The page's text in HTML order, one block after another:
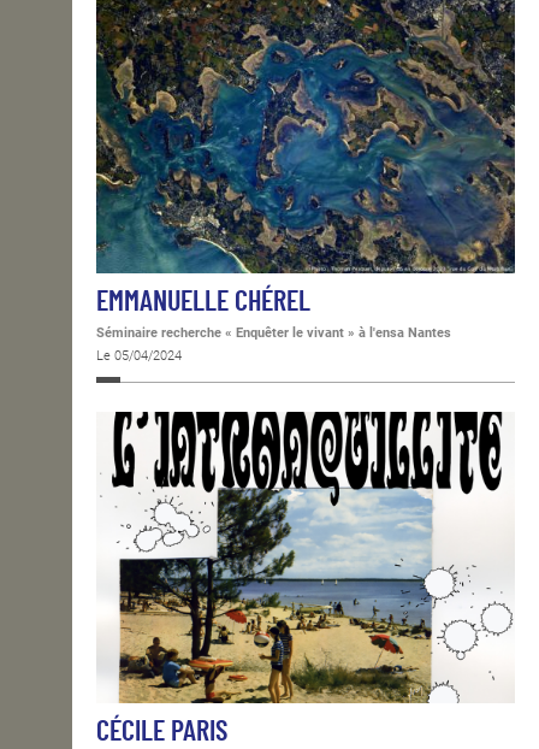
EMMANUELLE CHÉREL
Séminaire recherche « Enquêter le vivant » à l'ensa Nantes
Le 05/04/2024
CÉCILE PARIS